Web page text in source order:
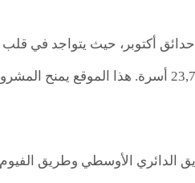
أكتوبر، حيث يتواجد في
دريم بلازا التي تُعد من أكبر المناطق السكنية كثافةً بواقع أكثر من 1185 عمارة تضم حوالي 23,700 أسرة. هذا الموقع يمنح
الدائري الأوسطي وطريق الفيوم